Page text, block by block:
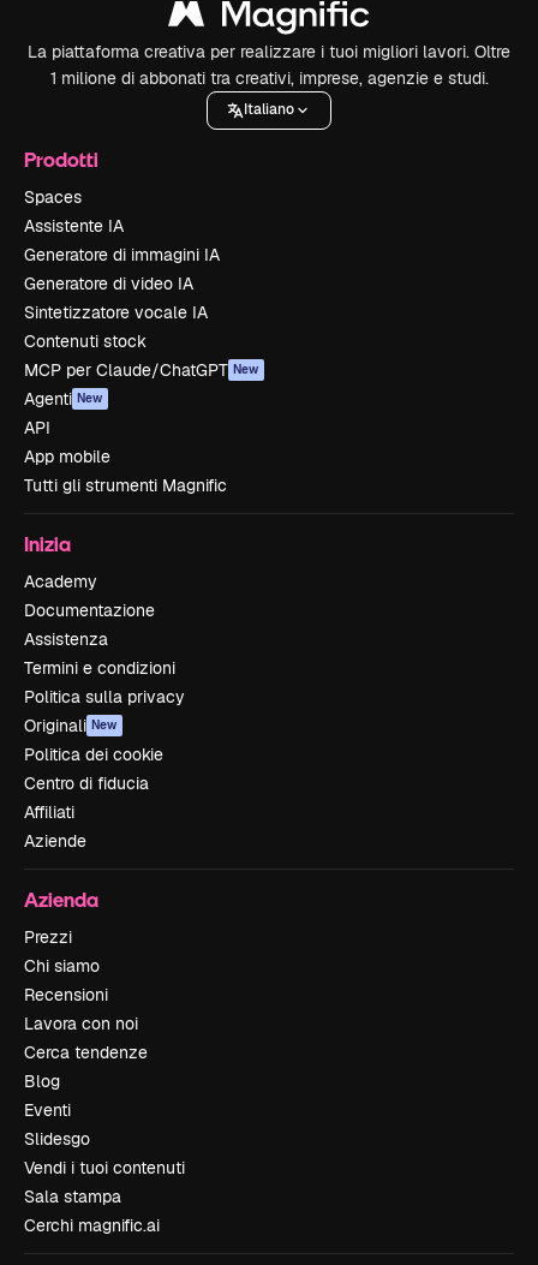
La piattaforma creativa per realizzare i tuoi migliori lavori. Oltre
1 milione di abbonati tra creativi, imprese, agenzie e studi.
Italiano
Prodotti
Spaces
Assistente IA
Generatore di immagini IA
Generatore di video IA
Sintetizzatore vocale IA
Contenuti stock
MCP per Claude/ChatGPT New
Agenti New
API
App mobile
Tutti gli strumenti Magnific
Inizia
Academy
Documentazione
Assistenza
Termini e condizioni
Politica sulla privacy
Originali New
Politica dei cookie
Centro di fiducia
Affiliati
Aziende
Azienda
Prezzi
Chi siamo
Recensioni
Lavora con noi
Cerca tendenze
Blog
Eventi
Slidesgo
Vendi i tuoi contenuti
Sala stampa
Cerchi magnific.ai